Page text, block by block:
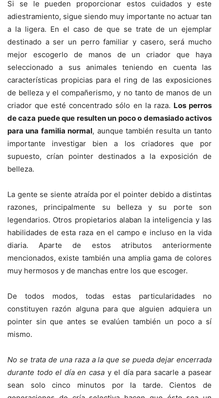
Si se le pueden proporcionar estos cuidados y este
adiestramiento, sigue siendo muy importante no actuar tan
a la ligera. En el caso de que se trate de un ejemplar
destinado a ser un perro familiar y casero, será mucho
mejor escogerlo de manos de un criador que haya
seleccionado a sus animales teniendo en cuenta las
características propicias para el ring de las exposiciones
de belleza y el compañerismo, y no tanto de manos de un
criador que esté concentrado sólo en la raza. Los perros
de caza puede que resulten un poco o demasiado activos
para una familia normal, aunque también resulta un tanto
importante investigar bien a los criadores que por
supuesto, crían pointer destinados a la exposición de
belleza.
La gente se siente atraída por el pointer debido a distintas
razones, principalmente su belleza y su porte son
legendarios. Otros propietarios alaban la inteligencia y las
habilidades de esta raza en el campo e incluso en la vida
diaria. Aparte de estos atributos anteriormente
mencionados, existe también una amplia gama de colores
muy hermosos y de manchas entre los que escoger.
De todos modos, todas estas particularidades no
constituyen razón alguna para que alguien adquiera un
pointer sin que antes se evalúen también un poco a sí
mismo.
No se trata de una raza a la que se pueda dejar encerrada
durante todo el día en casay el día para sacarle a pasear
sean solo cinco minutos por la tarde. Cientos de